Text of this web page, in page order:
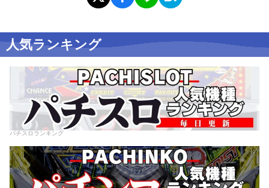
人気ランキング
パチスロランキング